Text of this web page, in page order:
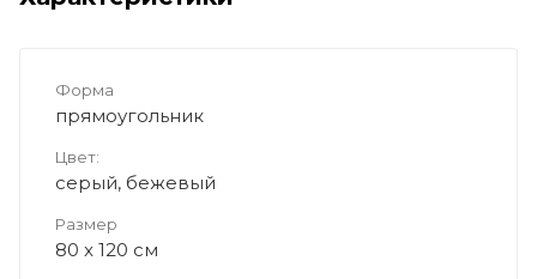
Форма
прямоугольник
Цвет:
серый, бежевый
Размер
80 x 120 см